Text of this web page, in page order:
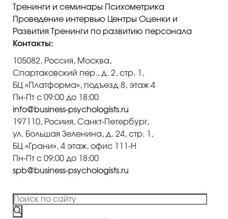
Тренинги и семинары Психометрика
Проведение интервью Центры Оценки и
Развития Тренинги по развитию персонала
Контакты:
105082, Россия, Москва,
Спартаковский пер., д. 2, стр. 1,
БЦ «Платформа», подъезд 8, этаж 4
Пн-Пт с 09:00 до 18:00
info@business-psychologists.ru
197110, Росиия, Санкт-Петербург,
ул. Большая Зеленина, д. 24, стр. 1,
БЦ «Грани», 4 этаж, офис 111-Н
Пн-Пт с 09:00 до 18:00
spb@business-psychologists.ru